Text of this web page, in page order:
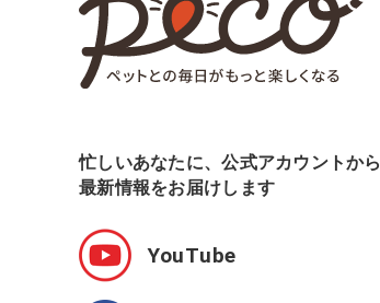
忙しいあなたに、公式アカウントから
最新情報をお届けします
YouTube